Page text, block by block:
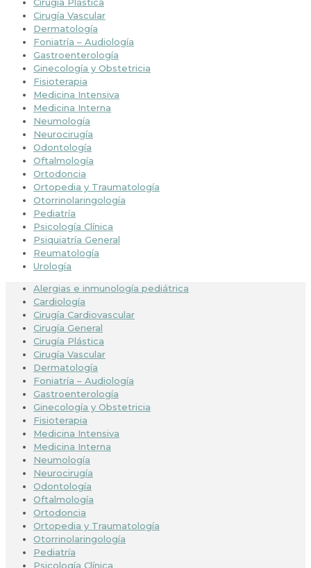
Cirugía Vascular
Dermatología
Foniatría – Audiología
Gastroenterología
Ginecología y Obstetricia
Fisioterapia
Medicina Intensiva
Medicina Interna
Neumología
Neurocirugía
Odontología
Oftalmología
Ortodoncia
Ortopedia y Traumatología
Otorrinolaringología
Pediatría
Psicología Clínica
Psiquiatría General
Reumatología
Urología
Alergias e inmunología pediátrica
Cardiología
Cirugía Cardiovascular
Cirugía General
Cirugía Plástica
Cirugía Vascular
Dermatología
Foniatría – Audiología
Gastroenterología
Ginecología y Obstetricia
Fisioterapia
Medicina Intensiva
Medicina Interna
Neumología
Neurocirugía
Odontología
Oftalmología
Ortodoncia
Ortopedia y Traumatología
Otorrinolaringología
Pediatría
Psicología Clínica